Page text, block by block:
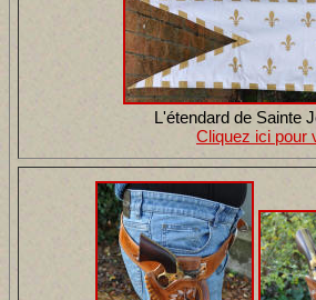
L'étendard de Sainte
Cliquez ici pour